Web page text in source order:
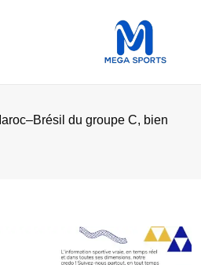
du groupe C, bien